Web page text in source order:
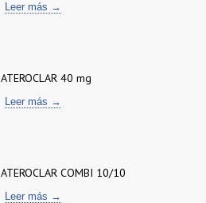
Leer más →
ATEROCLAR 40 mg
Leer más →
ATEROCLAR COMBI 10/10
Leer más →